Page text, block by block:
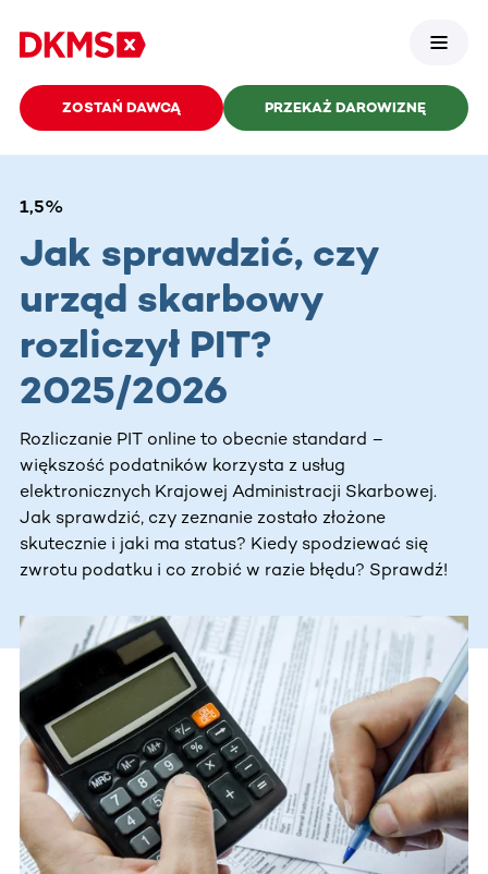
ZOSTAŃ DAWCĄ PRZEKAŻ DAROWIZNĘ
1,5%
Jak sprawdzić, czy
urząd skarbowy
rozliczył PIT?
2025/2026
Rozliczanie PIT online to obecnie standard –
większość podatników korzysta z usług
elektronicznych Krajowej Administracji Skarbowej.
Jak sprawdzić, czy zeznanie zostało złożone
skutecznie i jaki ma status? Kiedy spodziewać się
zwrotu podatku i co zrobić w razie błędu? Sprawdź!